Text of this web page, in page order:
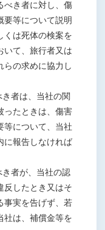
べき者に対し、傷
要等について説明
くは死体の検案を
いて、旅行者又は
らの求めに協力し
者は、当社の関
ったときは、傷害
等について、当社
に報告しなければ
者が、当社の認
反したとき又はそ
事実を告げず、若
社は、補償金等を